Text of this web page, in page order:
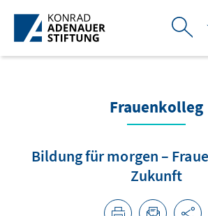
Skip to Main Content
Frauenkolleg
Bildung für morgen –
Zukunft